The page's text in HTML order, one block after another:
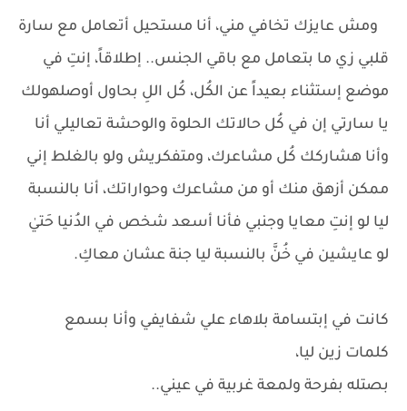
ومش عايزك تخافي مني، أنا مستحيل أتعامل مع سارة
قلبي زي ما بتعامل مع باقي الجنس.. إطلاقاً، إنتِ في
موضع إستثناء بعيداً عن الكُل، كُل اللِ بحاول أوصلهولك
يا سارتي إن في كُل حالاتك الحلوة والوحشة تعاليلي أنا
وأنا هشاركك كُل مشاعرك، ومتفكريش ولو بالغلط إني
ممكن أزهق منك أو من مشاعرك وحواراتك، أنا بالنسبة
ليا لو إنتِ معايا وجنبي فأنا أسعد شخص في الدُنيا حَتيٰ
لو عايشين في خُنَّ بالنسبة ليا جنة عشان معاكِ.
كانت في إبتسامة بلاهاء علي شفايفي وأنا بسمع
كلمات زين ليا،
بصتله بفرحة ولمعة غربية في عيني..